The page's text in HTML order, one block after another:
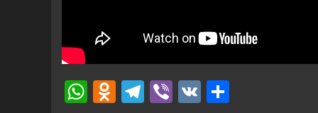
WhatsApp
Odnoklassniki
Telegram
Viber
VK